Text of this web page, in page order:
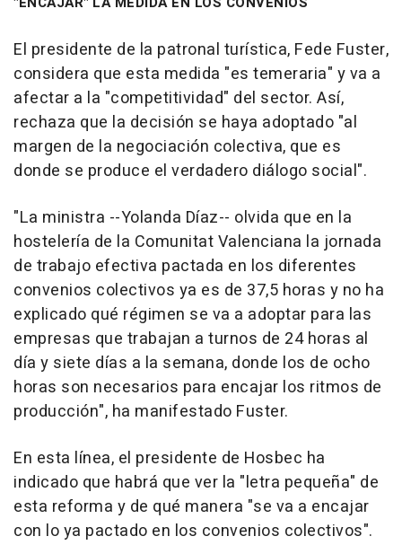
El presidente de la patronal turística, Fede Fuster,
considera que esta medida "es temeraria" y va a
afectar a la "competitividad" del sector. Así,
rechaza que la decisión se haya adoptado "al
margen de la negociación colectiva, que es
donde se produce el verdadero diálogo social".
"La ministra --Yolanda Díaz-- olvida que en la
hostelería de la Comunitat Valenciana la jornada
de trabajo efectiva pactada en los diferentes
convenios colectivos ya es de 37,5 horas y no ha
explicado qué régimen se va a adoptar para las
empresas que trabajan a turnos de 24 horas al
día y siete días a la semana, donde los de ocho
horas son necesarios para encajar los ritmos de
producción", ha manifestado Fuster.
En esta línea, el presidente de Hosbec ha
indicado que habrá que ver la "letra pequeña" de
esta reforma y de qué manera "se va a encajar
con lo ya pactado en los convenios colectivos".